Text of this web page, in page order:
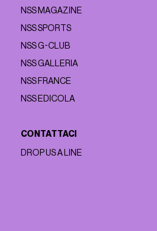
NSS MAGAZINE
NSS SPORTS
NSS G-CLUB
NSS GALLERIA
NSS FRANCE
NSS EDICOLA
CONTATTACI
DROP US A LINE